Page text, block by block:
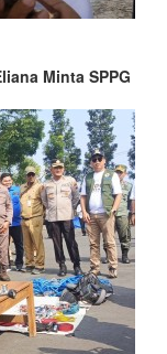
Minta SPPG